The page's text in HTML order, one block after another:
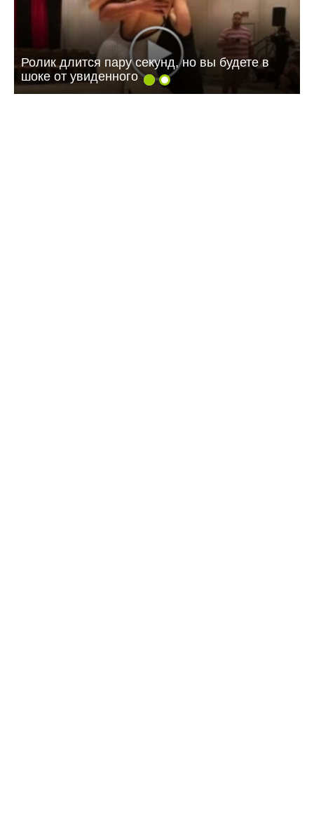
Ролик длится пару секунд, но вы будете в
шоке от увиденного